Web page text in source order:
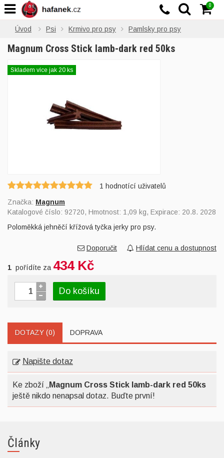
Úvod Psi Krmivo pro psy Pamlsky pro psy
Magnum Cross Stick lamb-dark red 50ks
Skladem více jak 20 ks
1 hodnotící uživatelů
Značka: Magnum
Katalogové číslo: 92720, Hmotnost: 1,09 kg, Expirace: 20.8. 2028
Poloměkká jehněčí křížová tyčka jerky pro psy.
Doporučit Hlídat cenu a dostupnost
1 pořídíte za 434 Kč
Do košíku
DOTAZY (0) DOPRAVA
Napište dotaz
Ke zboží „
Magnum Cross Stick lamb-dark red 50ks
ještě nikdo nenapsal dotaz. Buďte první!
Články
0